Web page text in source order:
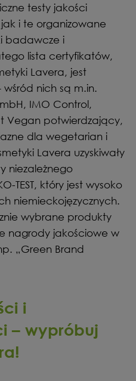
testy jakości
i te organizowane
badawcze i
lista certyfikatów,
Lavera, jest
nich są m.in.
IMO Control,
Vegan potwierdzający,
dla wegetarian i
Lavera uzyskiwały
niezależnego
TEST, który jest wysoko
niemieckojęzycznych.
wybrane produkty
nagrody jakościowe w
„Green Brand
i
– wypróbuj